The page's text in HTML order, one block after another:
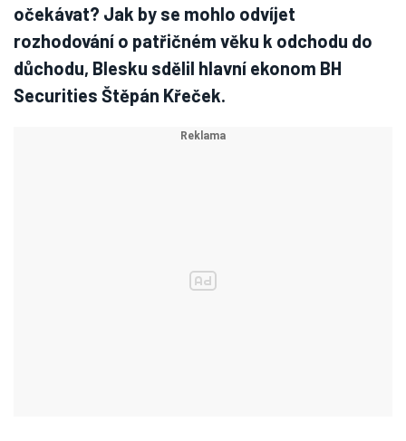
očekávat? Jak by se mohlo odvíjet
rozhodování o patřičném věku k odchodu do
důchodu, Blesku sdělil hlavní ekonom BH
Securities Štěpán Křeček.